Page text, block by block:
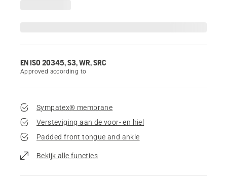
EN ISO 20345, S3, WR, SRC
Approved according to
Sympatex® membrane
Versteviging aan de voor- en hiel
Padded front tongue and ankle
Bekijk alle functies